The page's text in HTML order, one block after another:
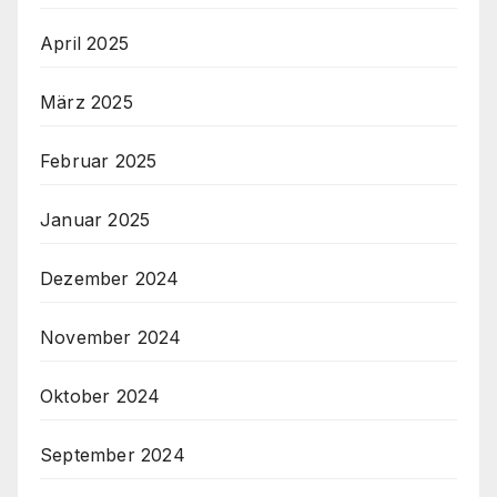
April 2025
März 2025
Februar 2025
Januar 2025
Dezember 2024
November 2024
Oktober 2024
September 2024